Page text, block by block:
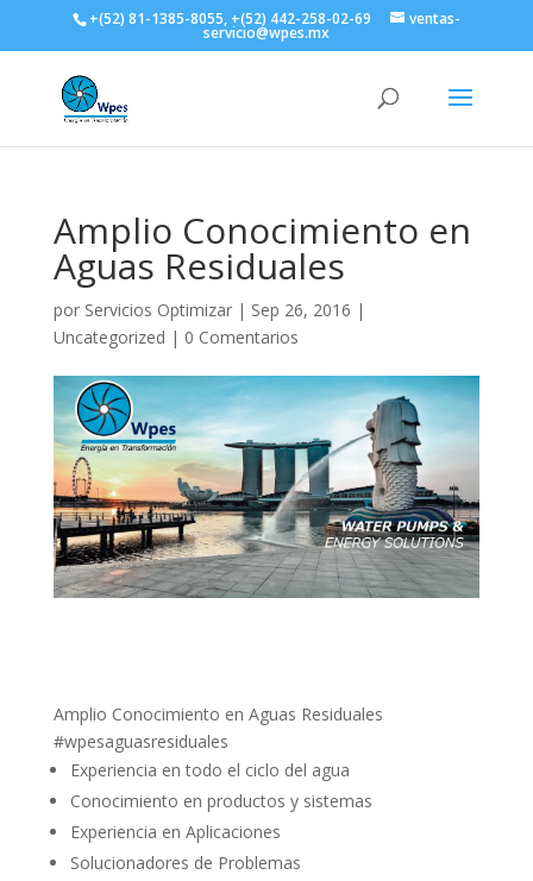
+(52) 81-1385-8055, +(52) 442-258-02-69 ventas-
servicio@wpes.mx
Amplio Conocimiento en
Aguas Residuales
por Servicios Optimizar| Sep 26, 2016 |
Uncategorized | 0 Comentarios
Amplio Conocimiento en Aguas Residuales
#wpesaguasresiduales
Experiencia en todo el ciclo del agua
Conocimiento en productos y sistemas
Experiencia en Aplicaciones
Solucionadores de Problemas